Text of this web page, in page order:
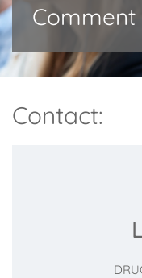
Contact: